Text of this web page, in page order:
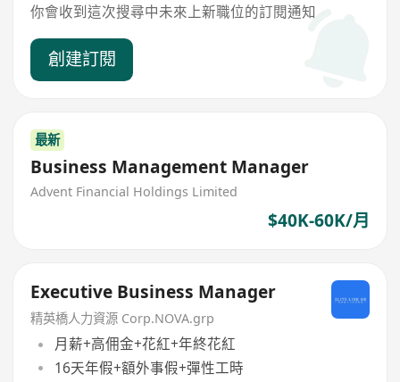
你會收到這次搜尋中未來上新職位的訂閱通知
創建訂閱
最新
Business Management Manager
Advent Financial Holdings Limited
$40K-60K/月
Executive Business Manager
精英橋人力資源 Corp.NOVA.grp
月薪+高佣金+花紅+年終花紅
16天年假+額外事假+彈性工時